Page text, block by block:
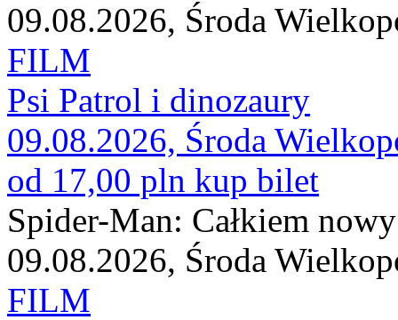
09.08.2026, Środa
FILM
Psi Patrol i dinozaury
09.08.2026, Środa
od 17,00 pln kup bilet
Spider-Man: Całkiem
09.08.2026, Środa
FILM